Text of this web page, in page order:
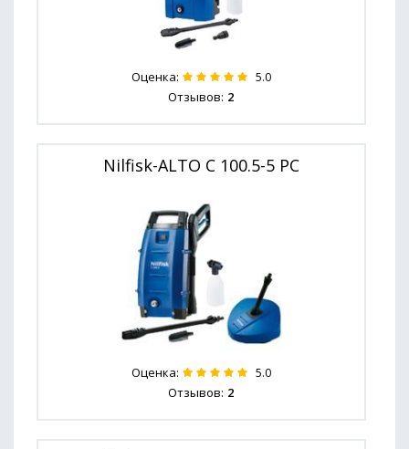
Оценка: 5.0
Отзывов: 2
Nilfisk-ALTO C 100.5-5 PC
Оценка: 5.0
Отзывов: 2